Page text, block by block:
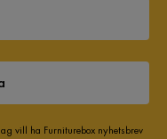
vill ha Furniturebox nyhetsbrev